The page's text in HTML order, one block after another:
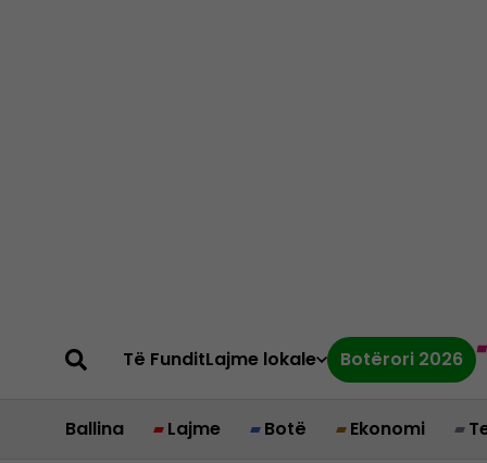
Të FunditLajme lokale Botërori 2026
Ballina Lajme Botë Ekonomi